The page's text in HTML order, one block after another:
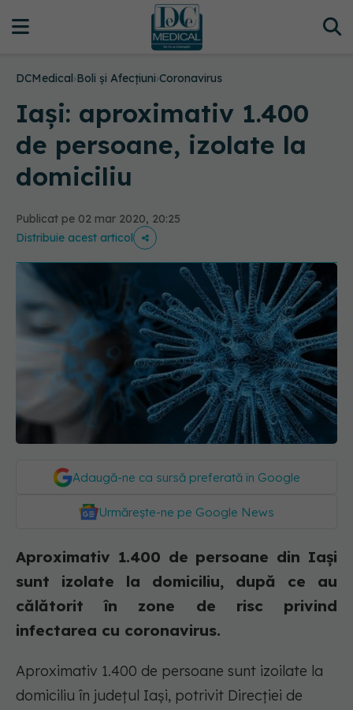
DCMedical›Boli și Afecțiuni›Coronavirus
Iași: aproximativ 1.400
de persoane, izolate la
domiciliu
Publicat pe 02 mar 2020, 20:25
Distribuie acest articol
Adaugă-ne ca sursă preferată în Google
Urmărește-ne pe Google News
Aproximativ 1.400 de persoane din Iași
sunt izolate la domiciliu, după ce au
călătorit în zone de risc privind
infectarea cu coronavirus.
Aproximativ 1.400 de persoane sunt izoilate la
domiciliu în județul Iași, potrivit Direcției de